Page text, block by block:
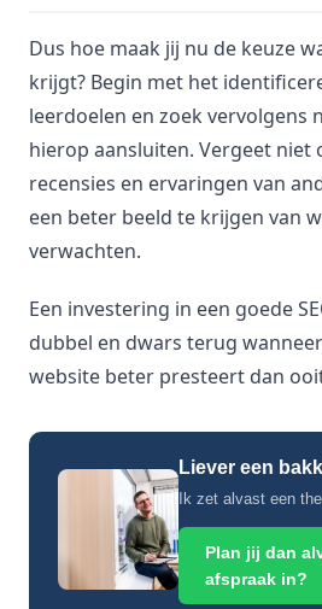
Dus hoe maak jij nu de keuze
krijgt? Begin met het
leerdoelen en zoek vervolgens
hierop aansluiten. Vergeet niet
recensies en ervaringen van
een beter beeld te krijgen van
verwachten.
Een investering in een goede
dubbel en dwars terug
website beter presteert dan
Liever een
Ik zet alvast een
Plan jij dan
afspraak in?